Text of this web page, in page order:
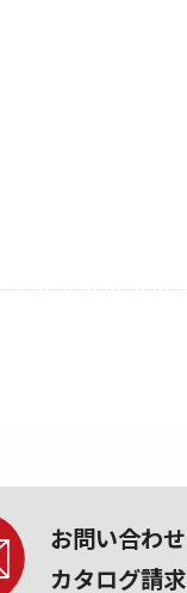
お問い合わせ
カタログ請求